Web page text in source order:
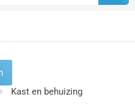
dezelfde dag verzonden
Kast en behuizing